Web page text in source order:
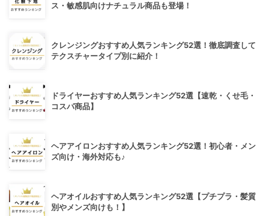
ス・敏感肌向けナチュラル商品も登場！
クレンジングおすすめ人気ランキング52選！徹底調査して
テクスチャータイプ別に紹介！
ドライヤーおすすめ人気ランキング52選【速乾・くせ毛・
コスパ商品】
ヘアアイロンおすすめ人気ランキング52選！初心者・メン
ズ向け・海外対応も♪
ヘアオイルおすすめ人気ランキング52選【プチプラ・髪質
別やメンズ向けも！】